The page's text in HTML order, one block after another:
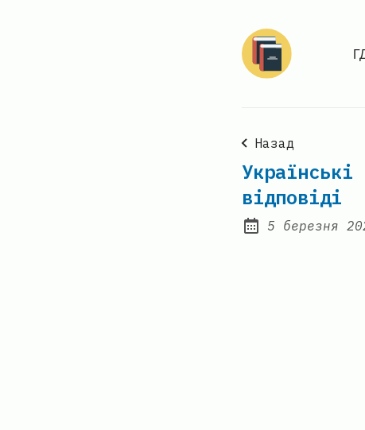
Назад
відповіді
Posted on:
5 березня